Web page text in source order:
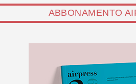
ABBONAMENTO